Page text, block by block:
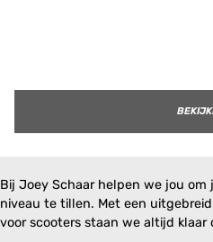
Bij Joey Schaar helpen we jou om
niveau te tillen. Met een
voor scooters staan we altijd klaar